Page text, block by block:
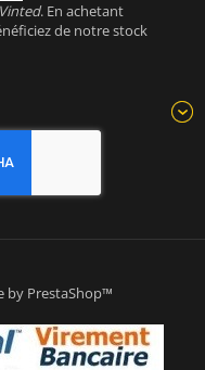
. En achetant
de notre stock
by PrestaShop™